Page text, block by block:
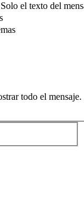
Solo el texto del
todo el mensaje.